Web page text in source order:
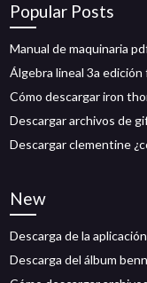
Popular Posts
Manual de maquinaria
Álgebra lineal 3a
Cómo descargar iron
Descargar archivos de
Descargar clementine
New
Descarga de la
Descarga del álbum